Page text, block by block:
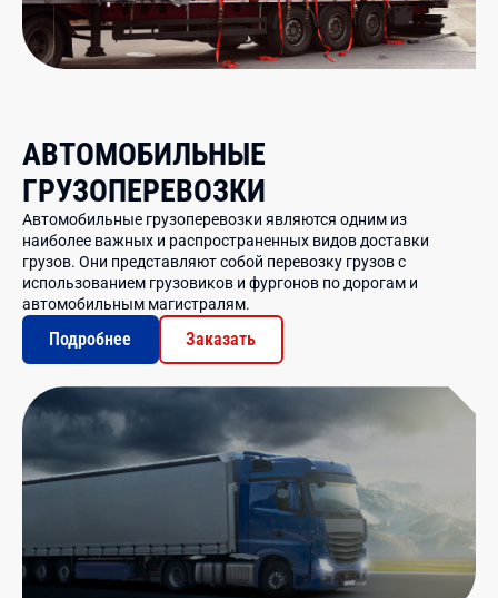
АВТОМОБИЛЬНЫЕ
ГРУЗОПЕРЕВОЗКИ
Автомобильные грузоперевозки являются одним из
наиболее важных и распространенных видов доставки
грузов. Они представляют собой перевозку грузов с
использованием грузовиков и фургонов по дорогам и
автомобильным магистралям.
Подробнее Заказать